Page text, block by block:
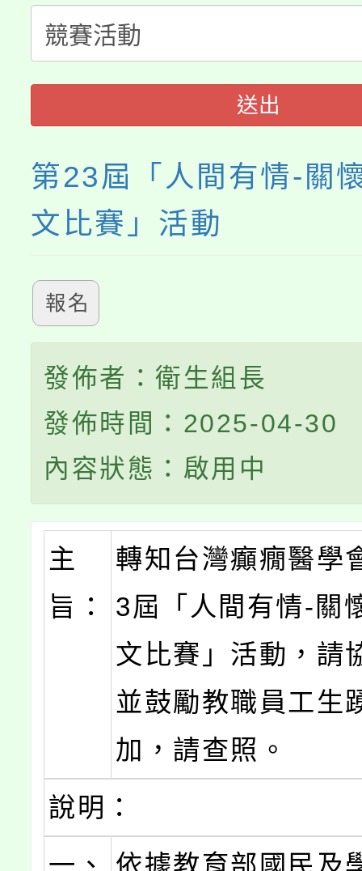
者。
份教師研習
淨零綠生活教案入校路
會
115年食農教育專業人
送出
第23屆「人間有情-關
文比賽」活動
報名
發佈者：衛生組長
發佈時間：2025-04-30
內容狀態：啟用中
主
旨：
轉知台灣癲癇醫學
3屆「人間有情-關
文比賽」活動，請
並鼓勵教職員工生
加，請查照。
說明：